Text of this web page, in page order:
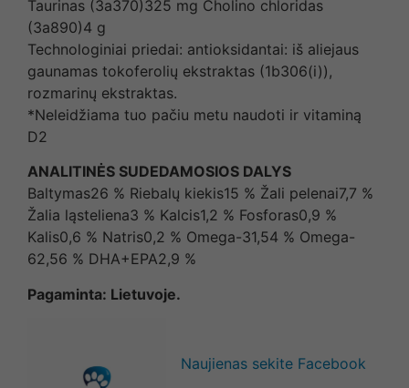
Taurinas (3a370)325 mg Cholino chloridas
(3a890)4 g
Technologiniai priedai: antioksidantai: iš aliejaus
gaunamas tokoferolių ekstraktas (1b306(i)),
rozmarinų ekstraktas.
*Neleidžiama tuo pačiu metu naudoti ir vitaminą
D2
ANALITINĖS SUDEDAMOSIOS DALYS
Baltymas26 % Riebalų kiekis15 % Žali pelenai7,7 %
Žalia ląsteliena3 % Kalcis1,2 % Fosforas0,9 %
Kalis0,6 % Natris0,2 % Omega-31,54 % Omega-
62,56 % DHA+EPA2,9 %
Pagaminta: Lietuvoje.
Naujienas sekite Facebook